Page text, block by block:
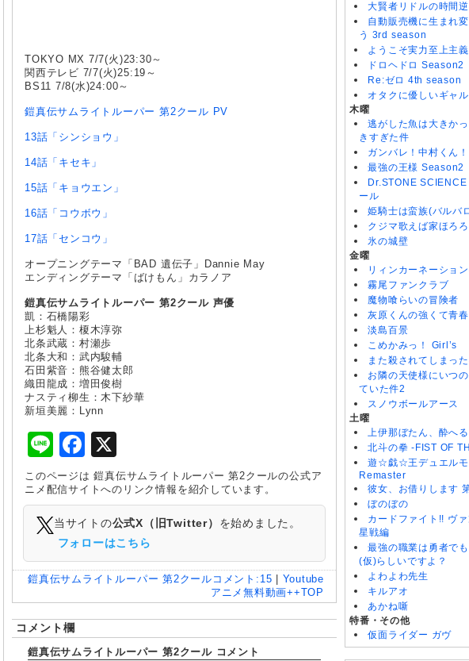
TOKYO MX 7/7(火)23:30～
関西テレビ 7/7(火)25:19～
BS11 7/8(水)24:00～
鎧真伝サムライトルーパー 第2クール PV
13話「シンショウ」
14話「キセキ」
15話「キョウエン」
16話「コウボウ」
17話「センコウ」
オープニングテーマ「BAD 遺伝子」Dannie May
エンディングテーマ「ばけもん」カラノア
鎧真伝サムライトルーパー 第2クール 声優
凱：石橋陽彩
上杉魁人：榎木淳弥
北条武蔵：村瀬歩
北条大和：武内駿輔
石田紫音：熊谷健太郎
織田龍成：増田俊樹
ナスティ柳生：木下紗華
新垣美麗：Lynn
LineFacebook
このページは 鎧真伝サムライトルーパー 第2クールの公式ア
ニメ配信サイトへのリンク情報を紹介しています。
当サイトの公式X（旧Twitter） を始めました。
フォローはこちら
鎧真伝サムライトルーパー 第2クール コメント: 15 | Youtube
アニメ無料動画++TOP
コメント欄
鎧真伝サムライトルーパー 第2クール コメント
大賢者リドルの時間
自動販売機に生まれ
う 3rd season
ようこそ実力至上主
ドロヘドロ Season2
Re:ゼロ 4th season
オタクに優しいギャ
木曜
逃がした魚は大きか
きすぎた件
ガンバレ！中村くん！
最強の王様 Season2
Dr.STONE
ール
姫騎士は蛮族(バルバ
クジマ歌えば家ほろろ
氷の城壁
金曜
リィンカーネーショ
霧尾ファンクラブ
魔物喰らいの冒険者
灰原くんの強くて青
淡島百景
こめかみっ！ Girl’s
また殺されてしまっ
お隣の天使様にいつ
ていた件2
スノウボールアース
土曜
上伊那ぼたん、酔へ
北斗の拳 -FIST OF
遊☆戯☆王デュエルモ
Remaster
彼女、お借りします
ぼのぼの
カードファイト!! ヴ
星戦編
最強の職業は勇者で
(仮)らしいですよ？
よわよわ先生
キルアオ
あかね噺
特番・その他
仮面ライダー ガヴ